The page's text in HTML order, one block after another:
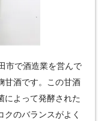
市で酒造業を営んで
甘酒です。この甘酒
によって発酵された
のバランスがよく